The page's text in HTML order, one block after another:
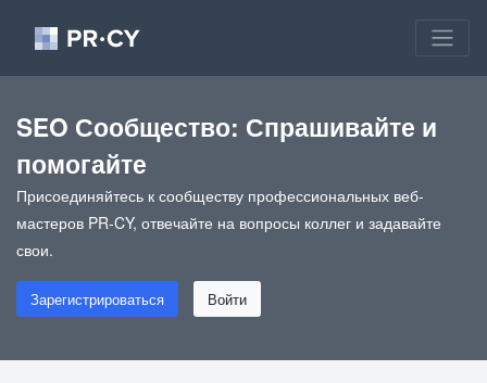
SEO Сообщество: Спрашивайте и
помогайте
Присоединяйтесь к сообществу профессиональных веб-
мастеров PR-CY, отвечайте на вопросы коллег и задавайте
свои.
Зарегистрироваться Войти